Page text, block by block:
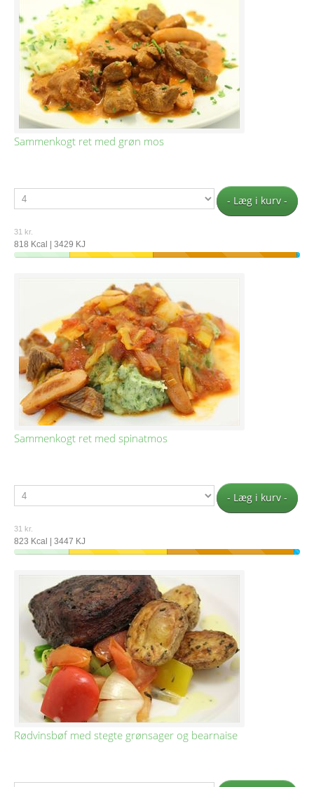
Sammenkogt ret med grøn mos
- Læg i kurv -
31 kr.
818 Kcal | 3429 KJ
Sammenkogt ret med spinatmos
- Læg i kurv -
31 kr.
823 Kcal | 3447 KJ
Rødvinsbøf med stegte grønsager og bearnaise